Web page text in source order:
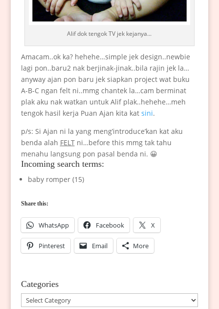
Alif dok tengok TV jek kejanya...
Amacam..ok ka? hehehe…simple jek design..newbie
lagi pon..baru2 nak berjinak-jinak..bila rajin jek la…
anyway ajan pon baru jek siapkan project wat buku
A-B-C ngan felt ni..mmg chantek la…cam berminat
plak aku nak watkan untuk Alif plak..hehehe…meh
tengok hasil kerja Puan Ajan kita kat sini.
p/s: Si Ajan ni la yang meng’introduce’kan kat aku
benda alah FELTni…before this mmg tak tahu
menahu langsung pon pasal benda ni. 😀
Incoming search terms:
baby romper (15)
Share this:
WhatsApp Facebook X
Pinterest Email More
Categories
Categories